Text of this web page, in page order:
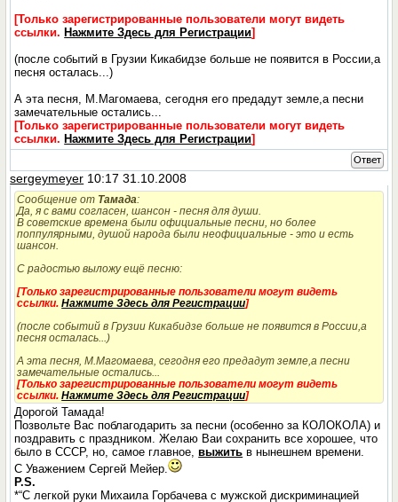
[Только зарегистрированные пользователи могут видеть
ссылки. Нажмите Здесь для Регистрации]
(после событий в Грузии Кикабидзе больше не появится в России,а
песня осталась...)
А эта песня, М.Магомаева, сегодня его предадут земле,а песни
замечательные остались...
[Только зарегистрированные пользователи могут видеть
ссылки. Нажмите Здесь для Регистрации]
Ответ
sergeymeyer 10:17 31.10.2008
Сообщение от Тамада:
Да, я с вами согласен, шансон - песня для души.
В советские времена были официальные песни, но более
поппулярными, душой народа были неофициальные - это и есть
шансон.
С радостью выложу ещё песню:
[Только зарегистрированные пользователи могут видеть
ссылки.Нажмите Здесь для Регистрации]
(после событий в Грузии Кикабидзе больше не появится в России,а
песня осталась...)
А эта песня, М.Магомаева, сегодня его предадут земле,а песни
замечательные остались...
[Только зарегистрированные пользователи могут видеть
ссылки.Нажмите Здесь для Регистрации]
Дорогой Тамада!
Позвольте Вас поблагодарить за песни (особенно за КОЛОКОЛА) и
поздравить с праздником. Желаю Ваи сохранить все хорошее, что
было в СССР, но, самое главное,выжить в нынешнем времени.
С Уважением Сергей Мейер.
P.S.
*“С легкой руки Михаила Горбачева с мужской дискриминацией